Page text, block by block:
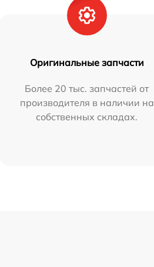
Оригинальные запчасти
Более 20 тыс. запчастей от
производителя в наличии на
собственных складах.